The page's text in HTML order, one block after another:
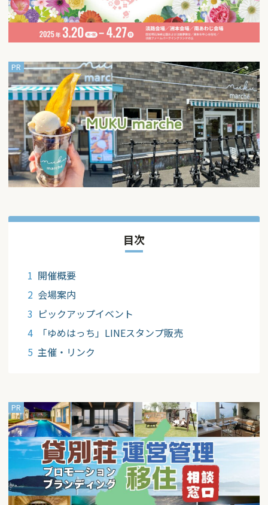
目次
開催概要
会場案内
ピックアップイベント
「ゆめはっち」LINEスタンプ販売
主催・リンク